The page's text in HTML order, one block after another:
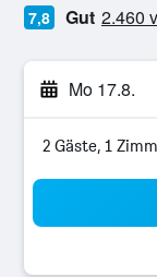
7,8 Gut 2.460
Mo 17.8.
2 Gäste, 1